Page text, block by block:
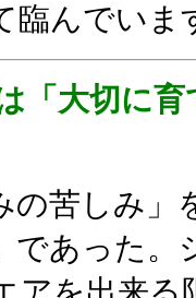
臨んでいま
「大切に
苦しみ」
であった。